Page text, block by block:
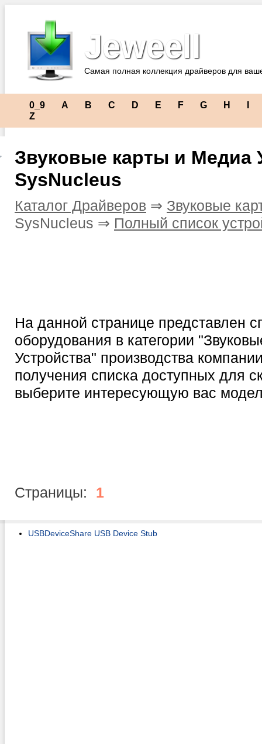
Jeweell
Самая полная коллекция драйверов для
0_9 A B C D E F G H
Z
Звуковые карты и Медиа
SysNucleus
Каталог Драйверов ⇒ Звуковые
SysNucleus ⇒ Полный список
На данной странице представлен
оборудования в категории
Устройства" производства
получения списка доступных для
выберите интересующую вас
Страницы: 1
USBDeviceShare USB Device Stub